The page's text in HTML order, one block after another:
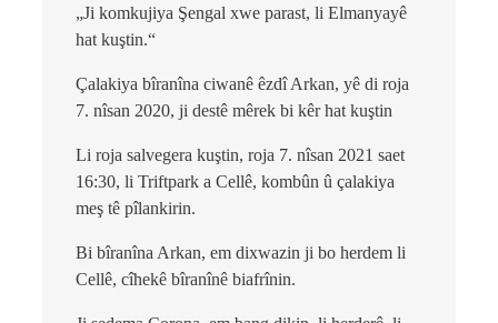
„Ji komkujiya Şengal xwe parast, li Elmanyayê
hat kuştin.“
Çalakiya bîranîna ciwanê êzdî Arkan, yê di roja
7. nîsan 2020, ji destê mêrek bi kêr hat kuştin
Li roja salvegera kuştin, roja 7. nîsan 2021 saet
16:30, li Triftpark a Cellê, kombûn û çalakiya
meş tê pîlankirin.
Bi bîranîna Arkan, em dixwazin ji bo herdem li
Cellê, cîhekê bîranînê biafrînin.